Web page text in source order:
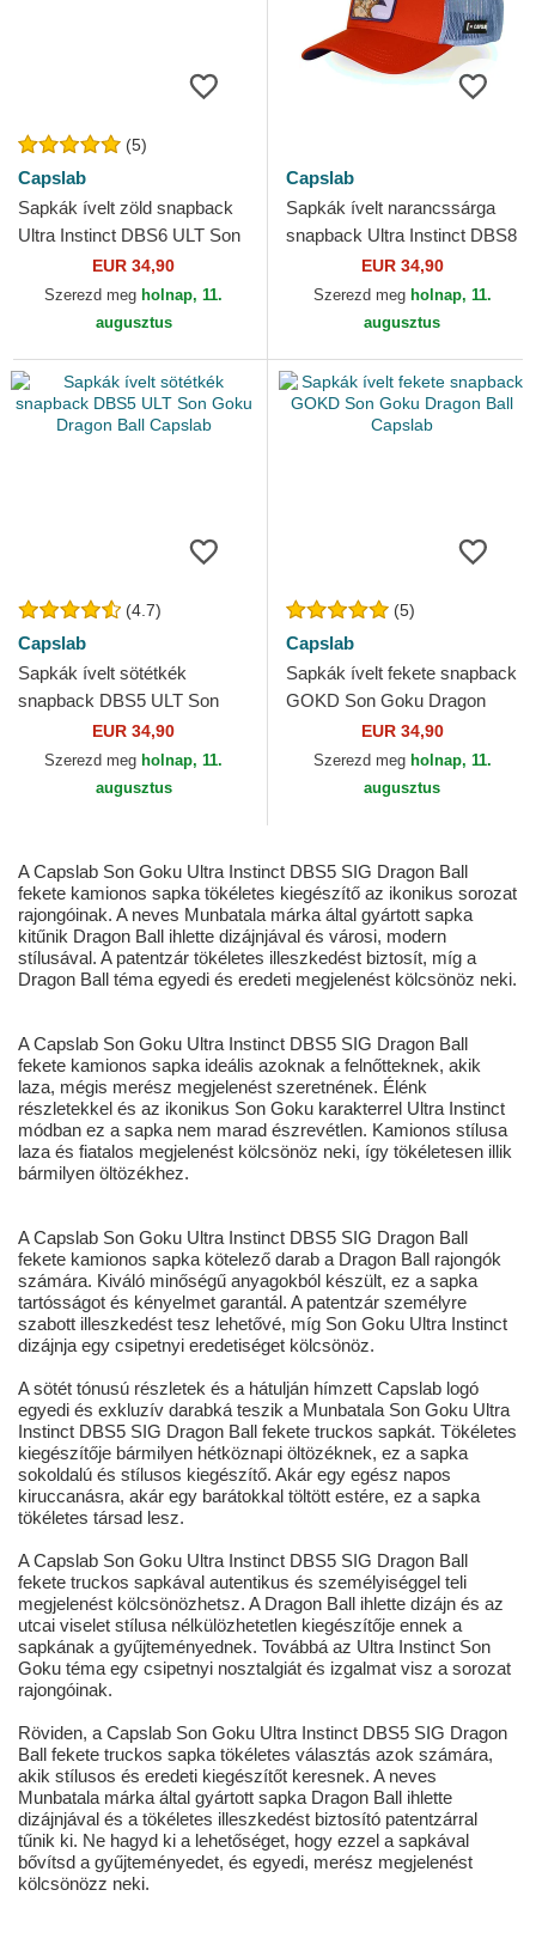
(5)
Capslab
Sapkák ívelt zöld snapback
Ultra Instinct DBS6 ULT Son
Goku Dragon Ball Capslab
EUR 34,90
Szerezd meg holnap, 11.
augusztus
Capslab
Sapkák ívelt narancssárga
snapback Ultra Instinct DBS8
ULTB Son Goku Dragon Ball
Capslab
EUR 34,90
Szerezd meg holnap, 11.
augusztus
(4.7)
Capslab
Sapkák ívelt sötétkék
snapback DBS5 ULT Son
Goku Dragon Ball Capslab
EUR 34,90
Szerezd meg holnap, 11.
augusztus
(5)
Capslab
Sapkák ívelt fekete snapback
GOKD Son Goku Dragon
Ball CapslabEUR 34,90
Szerezd meg holnap, 11.
augusztus
A Capslab Son Goku Ultra Instinct DBS5 SIG Dragon Ball
fekete kamionos sapka tökéletes kiegészítő az ikonikus sorozat
rajongóinak. A neves Munbatala márka által gyártott sapka
kitűnik Dragon Ball ihlette dizájnjával és városi, modern
stílusával. A patentzár tökéletes illeszkedést biztosít, míg a
Dragon Ball téma egyedi és eredeti megjelenést kölcsönöz neki.
A Capslab Son Goku Ultra Instinct DBS5 SIG Dragon Ball
fekete kamionos sapka ideális azoknak a felnőtteknek, akik
laza, mégis merész megjelenést szeretnének. Élénk
részletekkel és az ikonikus Son Goku karakterrel Ultra Instinct
módban ez a sapka nem marad észrevétlen. Kamionos stílusa
laza és fiatalos megjelenést kölcsönöz neki, így tökéletesen illik
bármilyen öltözékhez.
A Capslab Son Goku Ultra Instinct DBS5 SIG Dragon Ball
fekete kamionos sapka kötelező darab a Dragon Ball rajongók
számára. Kiváló minőségű anyagokból készült, ez a sapka
tartósságot és kényelmet garantál. A patentzár személyre
szabott illeszkedést tesz lehetővé, míg Son Goku Ultra Instinct
dizájnja egy csipetnyi eredetiséget kölcsönöz.
A sötét tónusú részletek és a hátulján hímzett Capslab logó
egyedi és exkluzív darabká teszik a Munbatala Son Goku Ultra
Instinct DBS5 SIG Dragon Ball fekete truckos sapkát. Tökéletes
kiegészítője bármilyen hétköznapi öltözéknek, ez a sapka
sokoldalú és stílusos kiegészítő. Akár egy egész napos
kiruccanásra, akár egy barátokkal töltött estére, ez a sapka
tökéletes társad lesz.
A Capslab Son Goku Ultra Instinct DBS5 SIG Dragon Ball
fekete truckos sapkával autentikus és személyiséggel teli
megjelenést kölcsönözhetsz. A Dragon Ball ihlette dizájn és az
utcai viselet stílusa nélkülözhetetlen kiegészítője ennek a
sapkának a gyűjteményednek. Továbbá az Ultra Instinct Son
Goku téma egy csipetnyi nosztalgiát és izgalmat visz a sorozat
rajongóinak.
Röviden, a Capslab Son Goku Ultra Instinct DBS5 SIG Dragon
Ball fekete truckos sapka tökéletes választás azok számára,
akik stílusos és eredeti kiegészítőt keresnek. A neves
Munbatala márka által gyártott sapka Dragon Ball ihlette
dizájnjával és a tökéletes illeszkedést biztosító patentzárral
tűnik ki. Ne hagyd ki a lehetőséget, hogy ezzel a sapkával
bővítsd a gyűjteményedet, és egyedi, merész megjelenést
kölcsönözz neki.